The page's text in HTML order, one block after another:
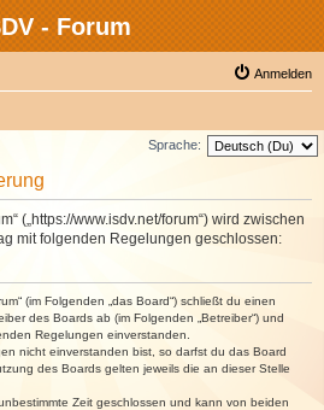
- Forum
Anmelden
Sprache:
(„https://www.isdv.net/forum“) wird zwischen
mit folgenden Regelungen geschlossen:
(im Folgenden „das Board“) schließt du einen
des Boards ab (im Folgenden „Betreiber“) und
Regelungen einverstanden.
nicht einverstanden bist, so darfst du das Board
des Boards gelten jeweils die an dieser Stelle
Zeit geschlossen und kann von beiden